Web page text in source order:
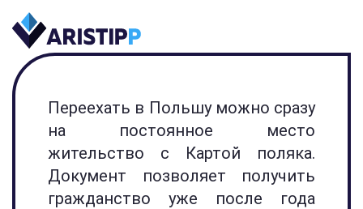
Переехать в Польшу можно сразу
на постоянное место
жительство с Картой поляка.
Документ позволяет получить
гражданство уже после года